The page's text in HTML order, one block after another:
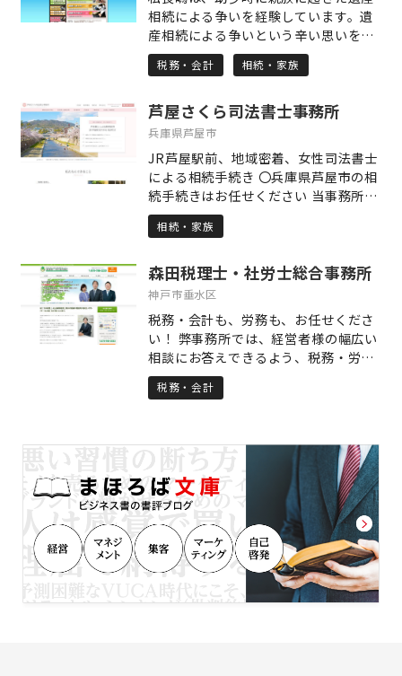
地を相続人間で分割したい場合など、
司法書士と連携してお力添えをいたし
ます。 どの専門家に相談したらいいか
分からない時も、悩みすぎず是非お気
軽にご相談ください。
相続による争いを経験しています。遺
産相続による争いという辛い思いをみ
なさまには経験してもらいたくはあり
ません。このような遺産相続による争
私長嶋の使命だと考えています。
税務・会計 相続・家族
芦屋さくら司法書士事務所
兵庫県芦屋市
JR芦屋駅前、地域密着、女性司法書士
による相続手続き 〇兵庫県芦屋市の相
続手続きはお任せください 当事務所
は、代表司法書士の地元である兵庫県
芦屋市に密着して相続登記等の相続手
す。 地元貢献の想いで司法書士事務所
を経営しており、どなたでも気軽に相
談でき、安心していただける司法書士
事務所を目指しております。 〇相続手
続き内容に応じた、適切な価格設定 当
事務所は、相続手続きの専門家報酬で
よくある、遺産額の◯%という報酬規
定にしておりません。 遺産額の割合で
専門家報酬になってしまうこともある
ため、遺産額よりも相続手続きの難易
度や工程数を報酬決定の際に重視して
おります。 常に、ご依頼いただくお客
様にとって、納得感のある報酬設定を
するよう心がけております。 〇事務所
立地を活かし、芦屋市内の案件は迅速
対応 当事務所は、芦屋市の主要エリア
に事務所を構えております。近隣に銀
相続・家族
森田税理士・社労士総合事務所
神戸市垂水区
税務・会計も、労務も、お任せくださ
い！ 弊事務所では、経営者様の幅広い
相談にお答えできるよう、税務・労
務・会計業務を中心に、節税から借入
相談、就業規則見直しまで、豊富な提
は何でも相談」してくださいね。
税務・会計